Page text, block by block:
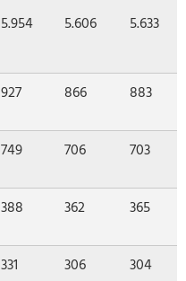
5.954 5.606 5.633
927 866 883
749 706 703
388 362 365
331 306 304